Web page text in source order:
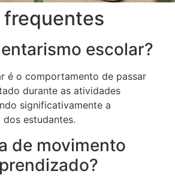
frequentes
escolar?
é o comportamento de passar
durante as atividades
significativamente a
estudantes.
de movimento